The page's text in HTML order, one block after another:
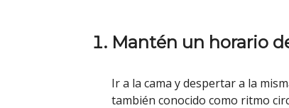
Mantén un horario
Ir a la cama y despertar a la
también conocido como ritmo